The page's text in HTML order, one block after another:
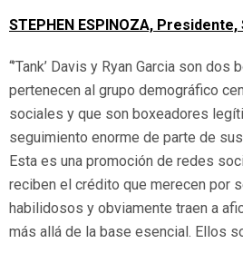
STEPHEN ESPINOZA, Presidente,
“’Tank’ Davis y Ryan Garcia son dos
pertenecen al grupo demográfico
sociales y que son boxeadores
seguimiento enorme de parte de
Esta es una promoción de redes
reciben el crédito que merecen por
habilidosos y obviamente traen a
más allá de la base esencial. Ellos